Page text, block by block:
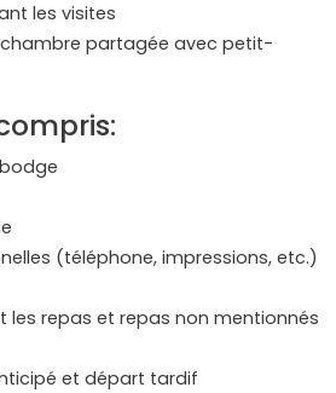
les visites
partagée avec petit-
(téléphone, impressions, etc.)
les repas et repas non mentionnés
et départ tardif